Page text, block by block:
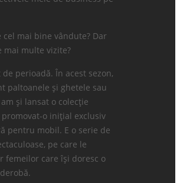
mai bine vândute? Dar
mai multe vizite?
perioadă. În acest sezon,
paltoanele și ghetele sau
și lansat o colecție
o inițial exclusiv
pentru mobil. E o serie de
pe care le
femeilor care își doresc o